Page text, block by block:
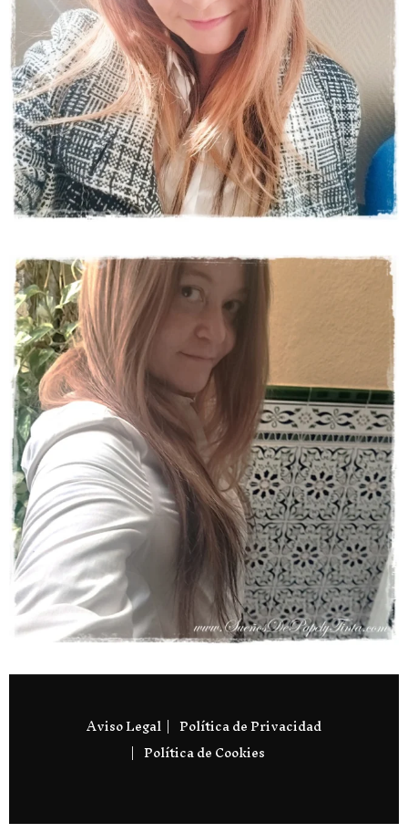
Aviso Legal
Política de Privacidad
Política de Cookies